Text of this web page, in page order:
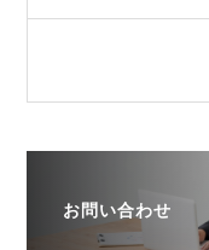
お問い合わせ